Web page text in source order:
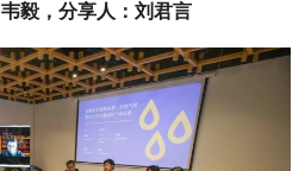
韦毅，分享人：刘君言